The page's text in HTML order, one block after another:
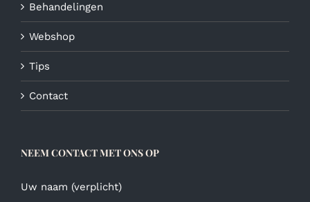
Behandelingen
Webshop
Tips
Contact
NEEM CONTACT MET ONS OP
Uw naam (verplicht)